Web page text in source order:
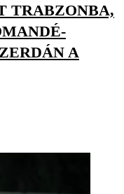
TRABZONBA,
A